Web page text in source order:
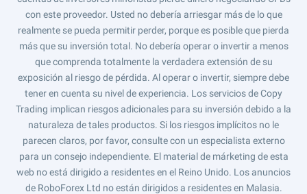
con este proveedor. Usted no debería arriesgar más de lo que
realmente se pueda permitir perder, porque es posible que pierda
más que su inversión total. No debería operar o invertir a menos
que comprenda totalmente la verdadera extensión de su
exposición al riesgo de pérdida. Al operar o invertir, siempre debe
tener en cuenta su nivel de experiencia. Los servicios de Copy
Trading implican riesgos adicionales para su inversión debido a la
naturaleza de tales productos. Si los riesgos implícitos no le
parecen claros, por favor, consulte con un especialista externo
para un consejo independiente. El material de márketing de esta
web no está dirigido a residentes en el Reino Unido. Los anuncios
de RoboForex Ltd no están dirigidos a residentes en Malasia.